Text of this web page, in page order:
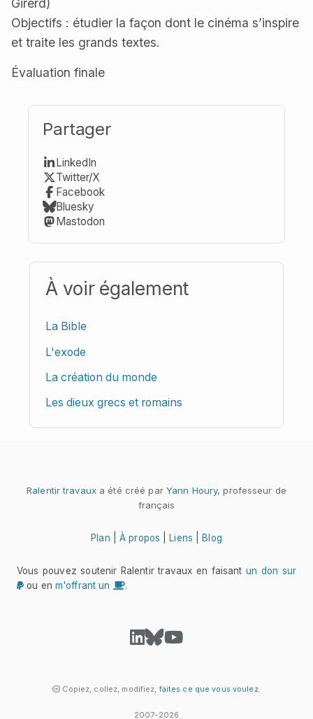
Girerd)
Objectifs : étudier la façon dont le cinéma s’inspire
et traite les grands textes.
Évaluation finale
Partager
LinkedIn
Twitter/X
Facebook
Bluesky
Mastodon
À voir également
La Bible
L'exode
La création du monde
Les dieux grecs et romains
Ralentir travauxa été créé par Yann Houry, professeur de
français
Plan |À propos Liens Blog
Vous pouvez soutenir Ralentir travaux en faisant un don sur
ou en m'offrant un .
Copiez, collez, modifiez,faites ce que vous voulez.
2007-2026